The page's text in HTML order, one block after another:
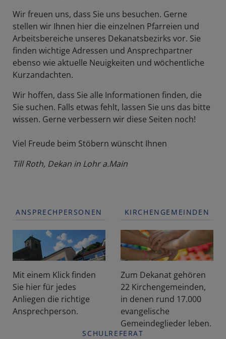
Wir freuen uns, dass Sie uns besuchen. Gerne
stellen wir Ihnen hier die einzelnen Pfarreien und
Arbeitsbereiche unseres Dekanatsbezirks vor. Sie
finden wichtige Adressen und Ansprechpartner
ebenso wie aktuelle Neuigkeiten und wöchentliche
Kurzandachten.
Wir hoffen, dass Sie alle Informationen finden, die
Sie suchen. Falls etwas fehlt, lassen Sie uns das bitte
wissen. Gerne verbessern wir diese Seiten noch!
Viel Freude beim Stöbern wünscht Ihnen
Till Roth, Dekan in Lohr a.Main
ANSPRECHPERSONEN
Mit einem Klick finden
Sie hier für jedes
Anliegen die richtige
Ansprechperson.
KIRCHENGEMEINDEN
Zum Dekanat gehören
22 Kirchengemeinden,
in denen rund 17.000
evangelische
Gemeindeglieder leben.
SCHULREFERAT